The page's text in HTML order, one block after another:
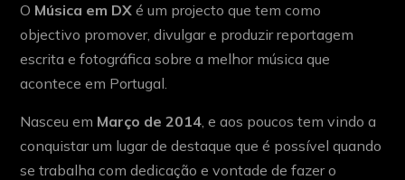
O Música em DX é um projecto que tem como
objectivo promover, divulgar e produzir reportagem
escrita e fotográfica sobre a melhor música que
acontece em Portugal.
Nasceu em Março de 2014, e aos poucos tem vindo a
conquistar um lugar de destaque que é possível quando
se trabalha com dedicação e vontade de fazer o